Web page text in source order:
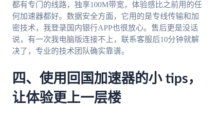
都有专门的线路，独享100M带宽，体验感比之前用的任
何加速器都好。数据安全方面，它用的是专线传输和加
密技术，我登录国内银行APP也很放心。售后更是没话
说，有一次我电脑版连接不上，联系客服后10分钟就解
决了，专业的技术团队确实靠谱。
四、使用回国加速器的小 tips，
让体验更上一层楼